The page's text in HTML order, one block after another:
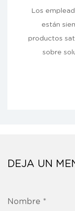
Los
están
productos
sobre
DEJA UN
Nombre *